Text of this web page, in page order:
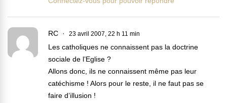
RC 23 avril 2007, 22 h 11 min
Les catholiques ne connaissent pas la doctrine
sociale de l’Eglise ?
Allons donc, ils ne connaissent même pas leur
catéchisme ! Alors pour le reste, il ne faut pas se
faire d’illusion !